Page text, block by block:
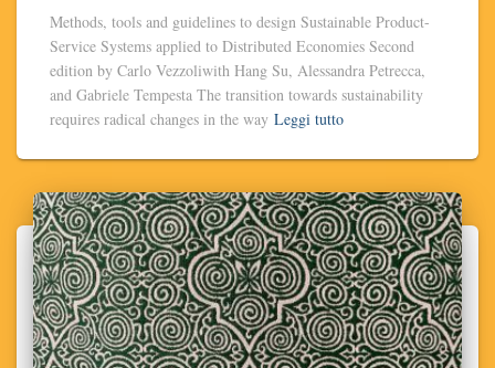
Methods, tools and guidelines to design Sustainable Product-
Service Systems applied to Distributed Economies Second
edition by Carlo Vezzoliwith Hang Su, Alessandra Petrecca,
and Gabriele Tempesta The transition towards sustainability
requires radical changes in the way Leggi tutto